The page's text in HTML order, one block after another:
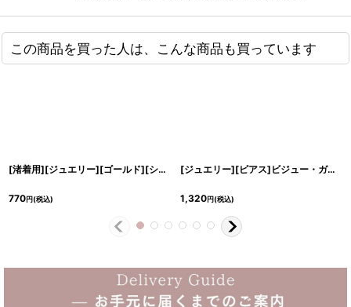
この商品を買った人は、こんな商品も買っています
[渚着用][ジュエリー][ゴールド][シルバー]リング・ストーン・ピアス [ cd-
770円(税込)
[ジュエリー][ピアス]ビジュー・ガラスドーム・クリアストーン・ピンタイプ・ピアス
1,320円(税込)